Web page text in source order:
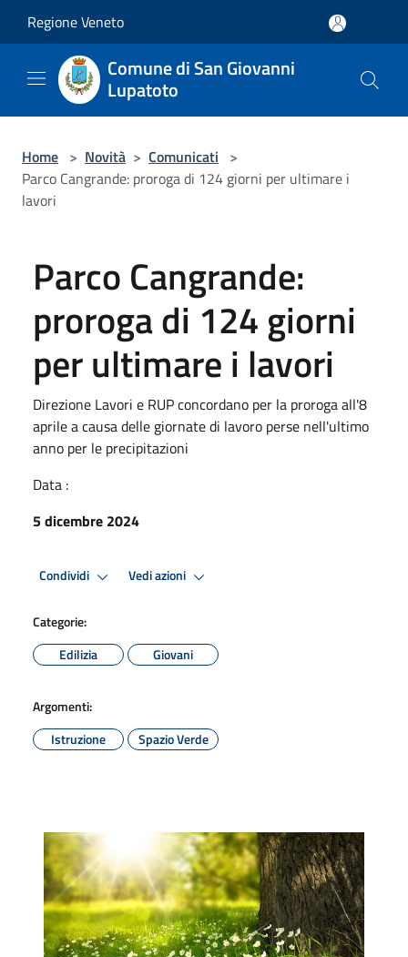
Regione Veneto
Comune di San Giovanni
Lupatoto
Home > Novità > Comunicati >
Parco Cangrande: proroga di 124 giorni per ultimare i
lavori
Parco Cangrande:
proroga di 124 giorni
per ultimare i lavori
Direzione Lavori e RUP concordano per la proroga all'8
aprile a causa delle giornate di lavoro perse nell'ultimo
anno per le precipitazioni
Data :
5 dicembre 2024
Condividi Vedi azioni
Categorie:
Edilizia
Giovani
Argomenti:
Istruzione
Spazio Verde